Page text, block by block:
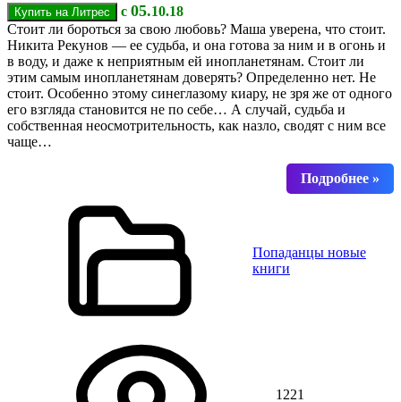
с 05.10.18
Стоит ли бороться за свою любовь? Маша уверена, что стоит.
Никита Рекунов — ее судьба, и она готова за ним и в огонь и
в воду, и даже к неприятным ей инопланетянам. Стоит ли
этим самым инопланетянам доверять? Определенно нет. Не
стоит. Особенно этому синеглазому киару, не зря же от одного
его взгляда становится не по себе… А случай, судьба и
собственная неосмотрительность, как назло, сводят с ним все
чаще…
Попаданцы новые
книги
1221